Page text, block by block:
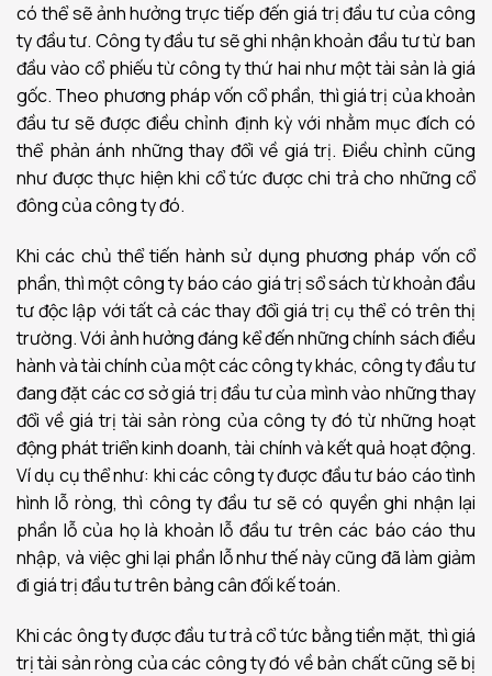
có thể sẽ ảnh hưởng trực tiếp đến giá trị đầu tư của công
ty đầu tư. Công ty đầu tư sẽ ghi nhận khoản đầu tư từ ban
đầu vào cổ phiếu từ công ty thứ hai như một tài sản là giá
gốc. Theo phương pháp vốn cổ phần, thì giá trị của khoản
đầu tư sẽ được điều chỉnh định kỳ với nhằm mục đích có
thể phản ánh những thay đổi về giá trị. Điều chỉnh cũng
như được thực hiện khi cổ tức được chi trả cho những cổ
đông của công ty đó.
Khi các chủ thể tiến hành sử dụng phương pháp vốn cổ
phần, thì một công ty báo cáo giá trị sổ sách từ khoản đầu
tư độc lập với tất cả các thay đổi giá trị cụ thể có trên thị
trường. Với ảnh hưởng đáng kể đến những chính sách điều
hành và tài chính của một các công ty khác, công ty đầu tư
đang đặt các cơ sở giá trị đầu tư của mình vào những thay
đổi về giá trị tài sản ròng của công ty đó từ những hoạt
động phát triển kinh doanh, tài chính và kết quả hoạt động.
Ví dụ cụ thể như: khi các công ty được đầu tư báo cáo tình
hình lỗ ròng, thì công ty đầu tư sẽ có quyền ghi nhận lại
phần lỗ của họ là khoản lỗ đầu tư trên các báo cáo thu
nhập, và việc ghi lại phần lỗ như thế này cũng đã làm giảm
đi giá trị đầu tư trên bảng cân đối kế toán.
Khi các ông ty được đầu tư trả cổ tức bằng tiền mặt, thì giá
trị tài sản ròng của các công ty đó về bản chất cũng sẽ bị